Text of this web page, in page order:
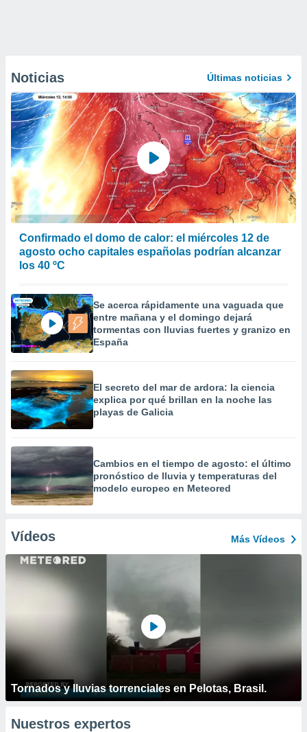
Noticias Últimas noticias
Confirmado el domo de calor: el miércoles 12 de
agosto ocho capitales españolas podrían alcanzar
los 40 ºC
Se acerca rápidamente una vaguada que
entre mañana y el domingo dejará
tormentas con lluvias fuertes y granizo en
España
El secreto del mar de ardora: la ciencia
explica por qué brillan en la noche las
playas de Galicia
Cambios en el tiempo de agosto: el último
pronóstico de lluvia y temperaturas del
modelo europeo en Meteored
Vídeos Más Vídeos
Tornados y lluvias torrenciales en Pelotas, Brasil.
Nuestros expertos